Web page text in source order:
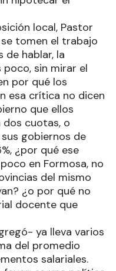
local, Pastor
tomen el trabajo
de hablar, la
poco, sin mirar el
por qué los
esa crítica no dicen
que ellos
cuotas, o
gobiernos de
¿por qué ese
en Formosa, no
del mismo
¿o por qué no
docente que
ya lleva varios
del promedio
salariales.